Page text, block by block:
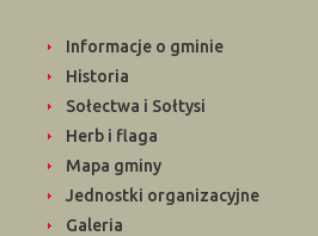
Informacje o gminie
Historia
Sołectwa i Sołtysi
Herb i flaga
Mapa gminy
Jednostki organizacyjne
Galeria